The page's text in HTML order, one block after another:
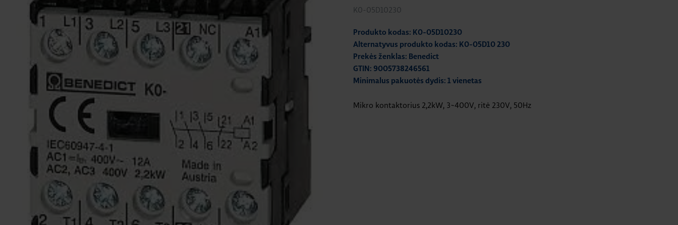
K0-05D10230
Produkto kodas: K0-05D10230
Alternatyvus produkto kodas: K0-05D10 230
Prekės ženklas: Benedict
GTIN: 9005738246561
Minimalus pakuotės dydis: 1 vienetas
Mikro kontaktorius 2,2kW, 3~400V, ritė 230V, 50Hz